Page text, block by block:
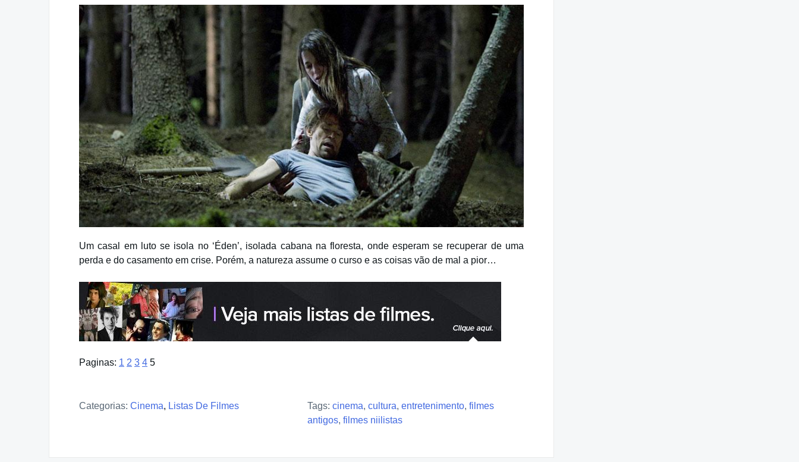
Um casal em luto se isola no ‘Éden’, isolada cabana na floresta, onde esperam se recuperar de uma
perda e do casamento em crise. Porém, a natureza assume o curso e as coisas vão de mal a pior…
Paginas: 1 2 3 4 5
Categorias: Cinema, Listas De Filmes Tags: cinema, cultura, entretenimento, filmes
antigos, filmes niilistas